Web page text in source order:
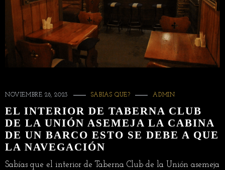
NOVIEMBRE 28, 2023 SABIAS QUE? ADMIN
EL INTERIOR DE TABERNA CLUB
DE LA UNIÓN ASEMEJA LA CABINA
DE UN BARCO ESTO SE DEBE A QUE
LA NAVEGACIÓN
Sabías que el interior de Taberna Club de la Unión asemeja